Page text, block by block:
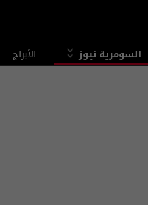
السومرية نيوز الأبراج